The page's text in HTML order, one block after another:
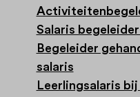
Salaris
Begeleider
salaris
Leerlingsalaris